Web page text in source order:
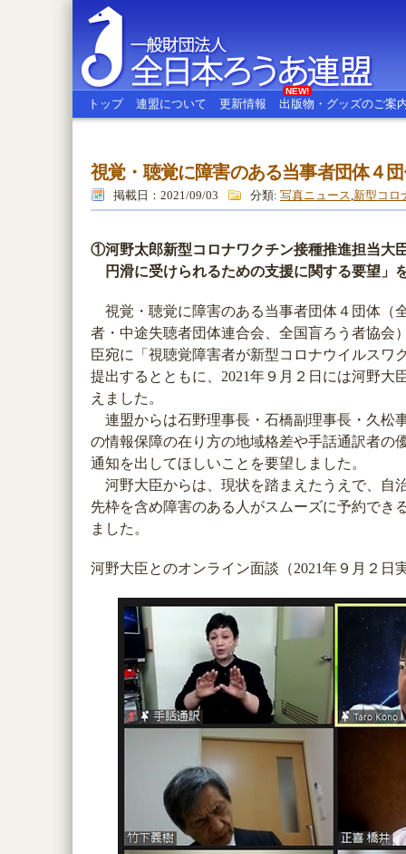
全日本ろうあ連盟
トップ 連盟について 更新情報 出版物・グッズのご案
NEW!
視覚・聴覚に障害のある当事者団体４
掲載日：2021/09/03 分類: 写真ニュース,新型コロ
①河野太郎新型コロナワクチン接種推進担当大
円滑に受けられるための支援に関する要望」
視覚・聴覚に障害のある当事者団体４団体（
者・中途失聴者団体連合会、全国盲ろう者協会
臣宛に「視聴覚障害者が新型コロナウイルスワ
提出するとともに、2021年９月２日には河野
えました。
連盟からは石野理事長・石橋副理事長・久松
の情報保障の在り方の地域格差や手話通訳者の
通知を出してほしいことを要望しました。
河野大臣からは、現状を踏まえたうえで、自
先枠を含め障害のある人がスムーズに予約でき
ました。
河野大臣とのオンライン面談（2021年９月２日